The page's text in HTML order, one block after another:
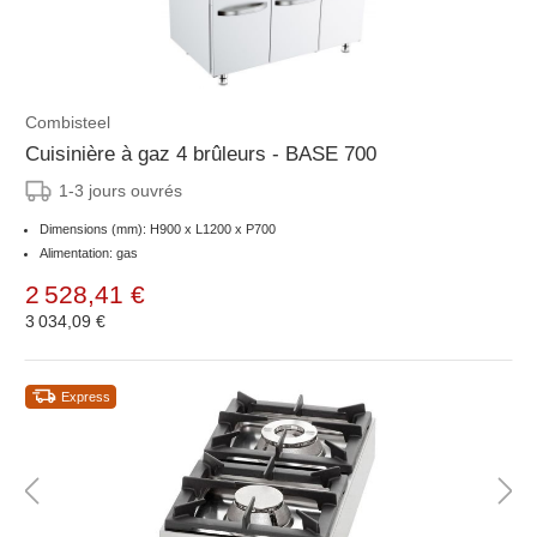
Combisteel
Cuisinière à gaz 4 brûleurs - BASE 700
1-3 jours ouvrés
Dimensions (mm): H900 x L1200 x P700
Alimentation: gas
2 528,41 €
3 034,09 €
Express